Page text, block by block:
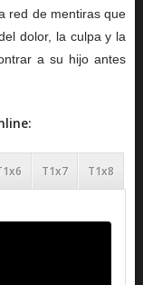
red de mentiras que
dolor, la culpa y la
a su hijo antes
T1x7 T1x8